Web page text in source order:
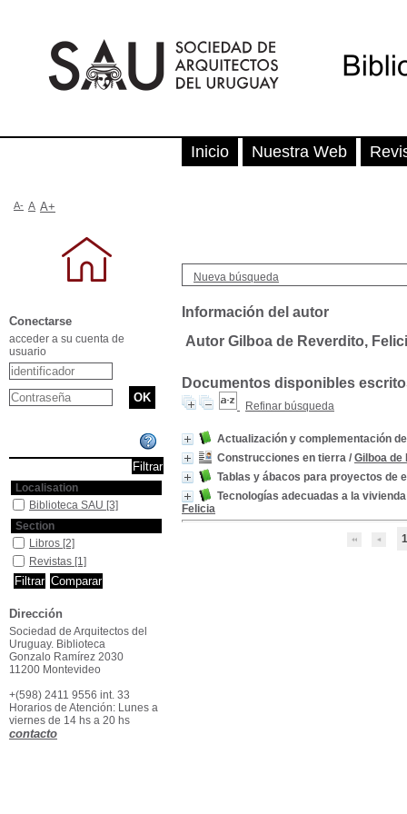
Nueva búsqueda
Información del autor
Autor Gilboa de Reverdito,
Documentos disponibles
Refinar búsqueda
Actualización y complementación
Construcciones en tierra / Gilboa de
Tablas y ábacos para proyectos de
Tecnologías adecuadas a la
Felicia
1
Inicio Nuestra Web
A- A A+
Conectarse
acceder a su cuenta de
usuario
Localisation
Biblioteca SAU [3]
Section
Libros [2]
Revistas [1]
Dirección
Sociedad de Arquitectos del
Uruguay. Biblioteca
Gonzalo Ramírez 2030
11200 Montevideo
+(598) 2411 9556 int. 33
Horarios de Atención: Lunes a
viernes de 14 hs a 20 hs
contacto